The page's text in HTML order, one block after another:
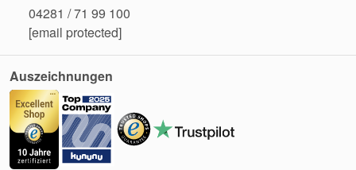
04281 / 71 99 100
[email protected]
Auszeichnungen